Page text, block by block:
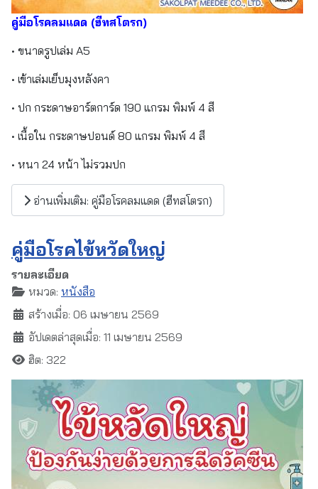
คู่มือโรคลมแดด (ฮีทสโตรก)
• ขนาดรูปเล่ม A5
• เข้าเล่มเย็บมุงหลังคา
• ปก กระดาษอาร์ตการ์ด 190 แกรม พิมพ์ 4 สี
• เนื้อใน กระดาษปอนด์ 80 แกรม พิมพ์ 4 สี
• หนา 24 หน้า ไม่รวมปก
อ่านเพิ่มเติม: คู่มือโรคลมแดด (ฮีทสโตรก)
คู่มือโรคไข้หวัดใหญ่
รายละเอียด
หมวด: หนังสือ
สร้างเมื่อ: 06 เมษายน 2569
อัปเดตล่าสุดเมื่อ: 11 เมษายน 2569
ฮิต: 322